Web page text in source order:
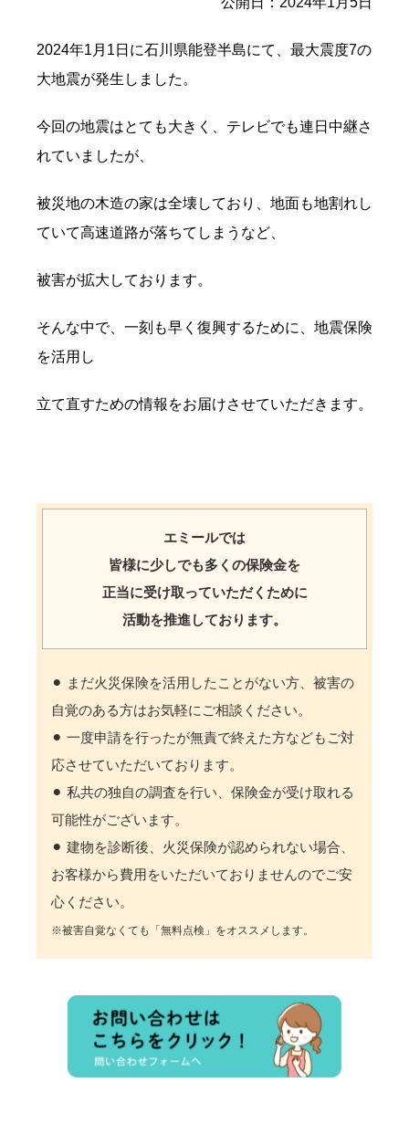
2024年1月1日に石川県能登半島にて、最大震度7の
大地震が発生しました。
今回の地震はとても大きく、テレビでも連日中継さ
れていましたが、
被災地の木造の家は全壊しており、地面も地割れし
ていて高速道路が落ちてしまうなど、
被害が拡大しております。
そんな中で、一刻も早く復興するために、地震保険
を活用し
立て直すための情報をお届けさせていただきます。
エミールでは
皆様に少しでも多くの保険金を
正当に受け取っていただくために
活動を推進しております。
⚫︎ まだ火災保険を活用したことがない方、被害の
自覚のある方はお気軽にご相談ください。
⚫︎ 一度申請を行ったが無責で終えた方などもご対
応させていただいております。
⚫︎ 私共の独自の調査を行い、保険金が受け取れる
可能性がございます。
⚫︎ 建物を診断後、火災保険が認められない場合、
お客様から費用をいただいておりませんのでご安
心ください。
※被害自覚なくても「無料点検」をオススメします。